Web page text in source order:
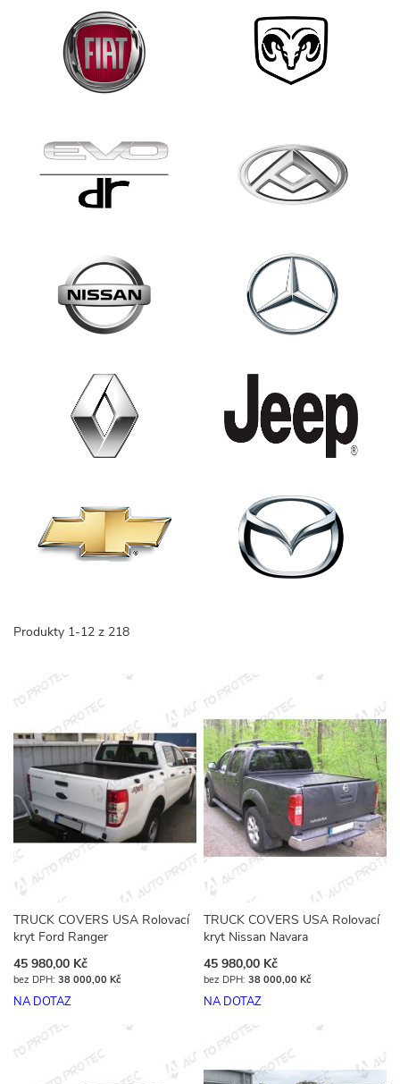
Produkty 1-12 z 218
TRUCK COVERS USA Rolovací
kryt Ford Ranger
45 980,00 Kč
38 000,00 Kč
NA DOTAZ
TRUCK COVERS USA Rolovací
kryt Nissan Navara
45 980,00 Kč
38 000,00 Kč
NA DOTAZ